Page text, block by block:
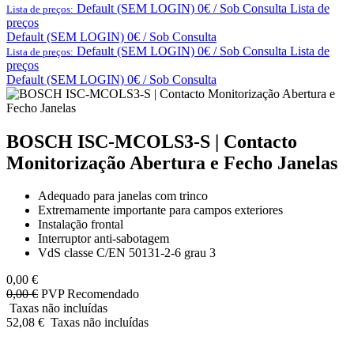
Lista de preços: Default (SEM LOGIN) 0€ / Sob Consulta Lista de
preços
Default (SEM LOGIN) 0€ / Sob Consulta
Lista de preços: Default (SEM LOGIN) 0€ / Sob Consulta Lista de
preços
Default (SEM LOGIN) 0€ / Sob Consulta
BOSCH ISC-MCOLS3-S | Contacto
Monitorização Abertura e Fecho Janelas
Adequado para janelas com trinco
Extremamente importante para campos exteriores
Instalação frontal
Interruptor anti-sabotagem
VdS classe C/EN 50131-2-6 grau 3
0,00 €
0,00€ PVP Recomendado
Taxas não incluídas
52,08 € Taxas não incluídas